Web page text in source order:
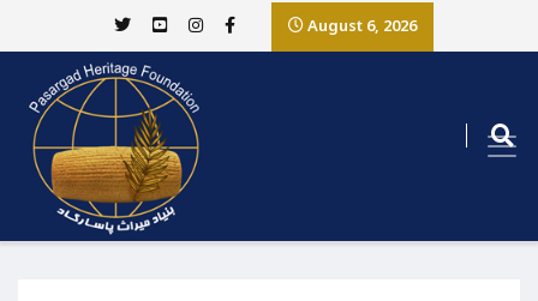
August 6, 2026